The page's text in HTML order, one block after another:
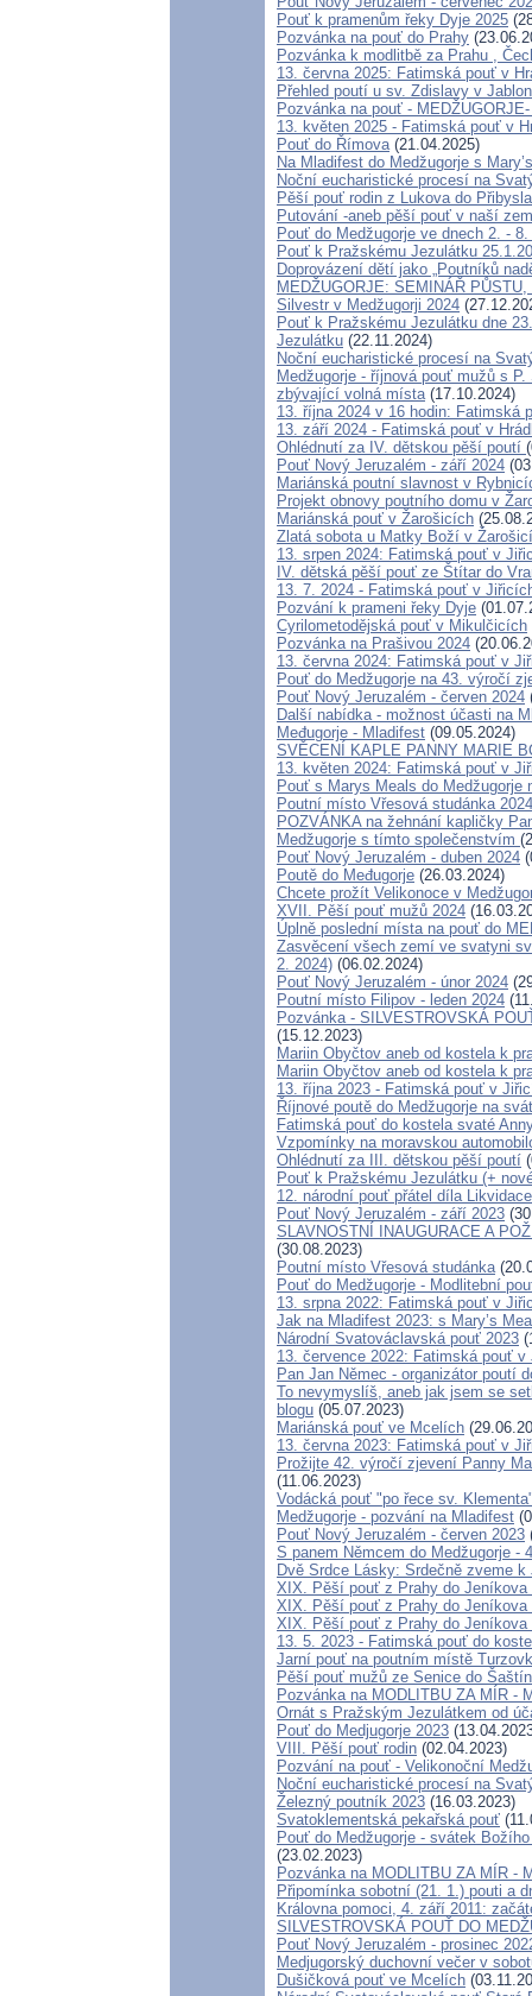
Pouť k pramenům řeky Dyje 2025
Pozvánka na pouť do Prahy
Pozvánka k modlitbě za Prahu ,
13. června 2025: Fatimská pouť v
Přehled poutí u sv. Zdislavy v
Pozvánka na pouť -
13. květen 2025 - Fatimská pouť v
Pouť do Římova (21.04.2025)
Na Mladifest do Medžugorje s
Noční eucharistické procesí na
Pěší pouť rodin z Lukova do
Putování -aneb pěší pouť v naší
Pouť do Medžugorje ve dnech 2. - 8.
Pouť k Pražskému Jezulátku
Doprovázení dětí jako „Poutníků
MEDŽUGORJE: SEMINÁŘ
Silvestr v Medžugorji 2024
Pouť k Pražskému Jezulátku dne
Jezulátku (22.11.2024)
Noční eucharistické procesí na
Medžugorje - říjnová pouť mužů s
zbývající volná místa (17.10.2024)
13. října 2024 v 16 hodin:
13. září 2024 - Fatimská pouť v
Ohlédnutí za IV. dětskou pěší poutí
Pouť Nový Jeruzalém - září 2024
Mariánská poutní slavnost v
Projekt obnovy poutního domu v
Mariánská pouť v Žarošicích
Zlatá sobota u Matky Boží v
13. srpen 2024: Fatimská pouť v
IV. dětská pěší pouť ze Štítar do
13. 7. 2024 - Fatimská pouť v
Pozvání k prameni řeky Dyje
Cyrilometodějská pouť v Mikulčicích
Pozvánka na Prašivou 2024
13. června 2024: Fatimská pouť v
Pouť do Medžugorje na 43. výročí
Pouť Nový Jeruzalém - červen 2024
Další nabídka - možnost účasti na
Međugorje - Mladifest (09.05.2024)
SVĚCENÍ KAPLE PANNY MARIE
13. květen 2024: Fatimská pouť v
Pouť s Marys Meals do Medžugorje
Poutní místo Vřesová studánka 2024
POZVÁNKA na žehnání kapličky
Medžugorje s tímto společenstvím
Pouť Nový Jeruzalém - duben 2024
Poutě do Međugorje (26.03.2024)
Chcete prožít Velikonoce v
XVII. Pěší pouť mužů 2024
Úplně poslední místa na pouť do
Zasvěcení všech zemí ve svatyni
2. 2024) (06.02.2024)
Pouť Nový Jeruzalém - únor 2024
Poutní místo Filipov - leden 2024
Pozvánka - SILVESTROVSKÁ
(15.12.2023)
Mariin Obyčtov aneb od kostela k
Mariin Obyčtov aneb od kostela k
13. října 2023 - Fatimská pouť v
Říjnové poutě do Medžugorje na
Fatimská pouť do kostela svaté
Vzpomínky na moravskou
Ohlédnutí za III. dětskou pěší poutí
Pouť k Pražskému Jezulátku (+
12. národní pouť přátel díla
Pouť Nový Jeruzalém - září 2023
SLAVNOSTNÍ INAUGURACE A
(30.08.2023)
Poutní místo Vřesová studánka
Pouť do Medžugorje - Modlitební
13. srpna 2022: Fatimská pouť v
Jak na Mladifest 2023: s Mary’s
Národní Svatováclavská pouť 2023
13. července 2022: Fatimská pouť
Pan Jan Němec - organizátor poutí
To nevymyslíš, aneb jak jsem se
blogu (05.07.2023)
Mariánská pouť ve Mcelích
13. června 2023: Fatimská pouť v
Prožijte 42. výročí zjevení Panny
(11.06.2023)
Vodácká pouť "po řece sv.
Medžugorje - pozvání na Mladifest
Pouť Nový Jeruzalém - červen 2023
S panem Němcem do Medžugorje -
Dvě Srdce Lásky: Srdečně zveme
XIX. Pěší pouť z Prahy do Jeníkova
XIX. Pěší pouť z Prahy do Jeníkova
XIX. Pěší pouť z Prahy do Jeníkova
13. 5. 2023 - Fatimská pouť do
Jarní pouť na poutním místě
Pěší pouť mužů ze Senice do
Pozvánka na MODLITBU ZA MÍR -
Ornát s Pražským Jezulátkem od
Pouť do Medjugorje 2023
VIII. Pěší pouť rodin (02.04.2023)
Pozvání na pouť - Velikonoční
Noční eucharistické procesí na
Železný poutník 2023 (16.03.2023)
Svatoklementská pekařská pouť
Pouť do Medžugorje - svátek
(23.02.2023)
Pozvánka na MODLITBU ZA MÍR -
Připomínka sobotní (21. 1.) pouti a
Královna pomoci, 4. září 2011:
SILVESTROVSKÁ POUŤ DO
Pouť Nový Jeruzalém - prosinec
Medjugorský duchovní večer v
Dušičková pouť ve Mcelích